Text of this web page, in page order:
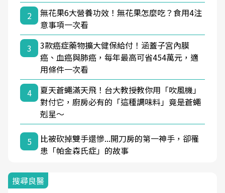
2
無花果6大營養功效！無花果怎麼吃？食用4注
意事項一次看
3
3款癌症藥物擴大健保給付！涵蓋子宮內膜
癌、血癌與肺癌，每年最高可省454萬元，適
用條件一次看
4
夏天蒼蠅滿天飛！台大教授教你用「吹風機」
對付它，廚房必有的「這種調味料」竟是蒼蠅
剋星～
5
比被砍掉雙手還慘...開刀房的第一神手，卻罹
患「帕金森氏症」的故事
搜尋良醫